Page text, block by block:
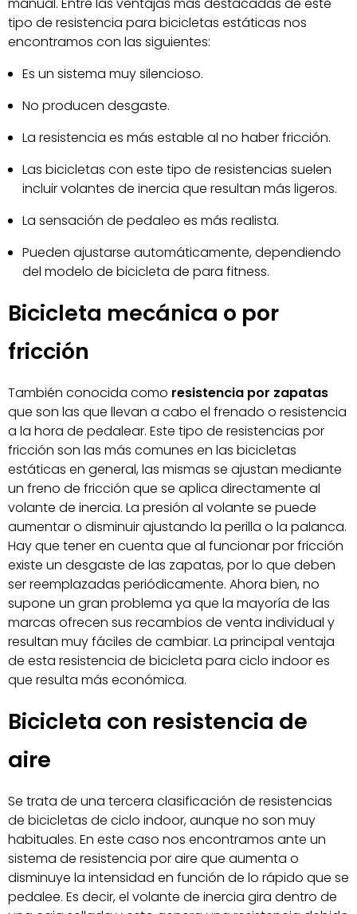
tipo de resistencia para bicicletas estáticas nos
encontramos con las siguientes:
Es un sistema muy silencioso.
No producen desgaste.
La resistencia es más estable al no haber fricción.
Las bicicletas con este tipo de resistencias suelen
incluir volantes de inercia que resultan más ligeros.
La sensación de pedaleo es más realista.
Pueden ajustarse automáticamente, dependiendo
del modelo de bicicleta de para fitness.
Bicicleta mecánica o por
fricción
También conocida como resistencia por zapatas
que son las que llevan a cabo el frenado o resistencia
a la hora de pedalear. Este tipo de resistencias por
fricción son las más comunes en las bicicletas
estáticas en general, las mismas se ajustan mediante
un freno de fricción que se aplica directamente al
volante de inercia. La presión al volante se puede
aumentar o disminuir ajustando la perilla o la palanca.
Hay que tener en cuenta que al funcionar por fricción
existe un desgaste de las zapatas, por lo que deben
ser reemplazadas periódicamente. Ahora bien, no
supone un gran problema ya que la mayoría de las
marcas ofrecen sus recambios de venta individual y
resultan muy fáciles de cambiar. La principal ventaja
de esta resistencia de bicicleta para ciclo indoor es
que resulta más económica.
Bicicleta con resistencia de
aire
Se trata de una tercera clasificación de resistencias
de bicicletas de ciclo indoor, aunque no son muy
habituales. En este caso nos encontramos ante un
sistema de resistencia por aire que aumenta o
disminuye la intensidad en función de lo rápido que se
pedalee. Es decir, el volante de inercia gira dentro de